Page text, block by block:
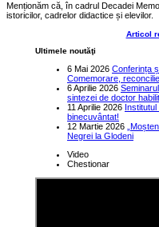
Menționăm că, în cadrul Decadei
istoricilor, cadrelor didactice și elevilor.
Articol
Ultimele noutăţi
6 Mai 2026 Conferința
Comemorare,
6 Aprilie 2026
sintezei de doctor
11 Aprilie 2026
binecuvântat!
12 Martie 2026
Negrei la Glodeni
Video
Chestionar